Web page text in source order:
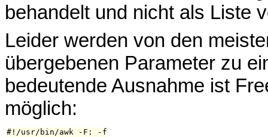
behandelt und nicht als Liste
Leider werden von den
übergebenen Parameter zu
bedeutende Ausnahme ist
möglich:
#!/usr/bin/awk -F: -f